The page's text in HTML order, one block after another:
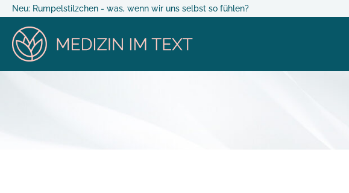
Neu: Rumpelstilzchen - was, wenn wir uns selbst so fühlen?